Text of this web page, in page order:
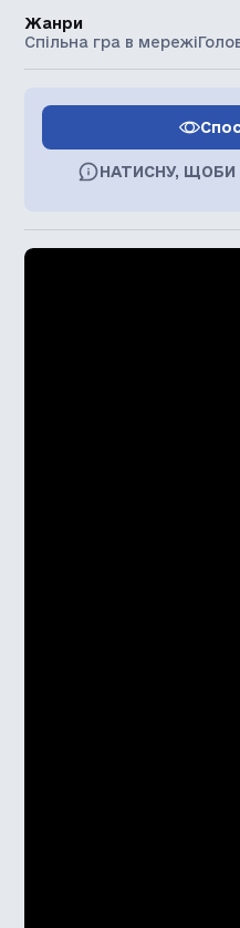
Жанри
Спільна гра в мережі
НАТИСНУ,